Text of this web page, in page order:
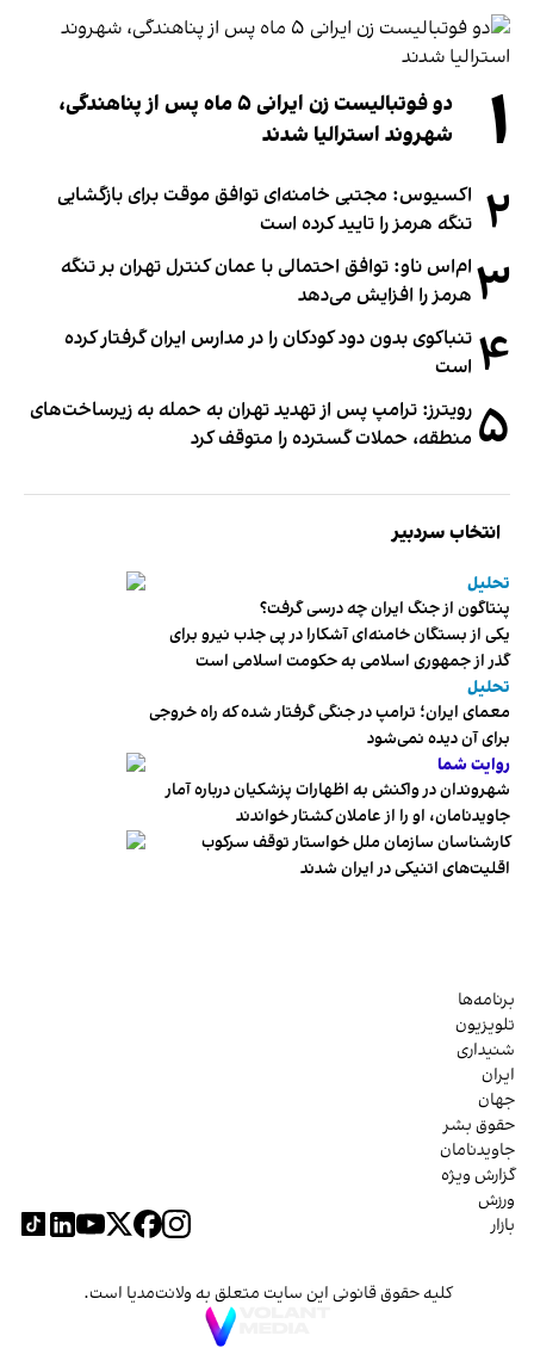
۱
دو فوتبالیست زن ایرانی ۵ ماه پس از پناهندگی،
شهروند استرالیا شدند
۲ اکسیوس: مجتبی خامنه‌ای توافق موقت برای بازگشایی
تنگه هرمز را تایید کرده است
۳ ام‌اس ناو: توافق احتمالی با عمان کنترل تهران بر تنگه
هرمز را افزایش می‌دهد
۴ تنباکوی بدون دود کودکان را در مدارس ایران گرفتار کرده
است
۵ رویترز: ترامپ پس از تهدید تهران به حمله به زیرساخت‌های
منطقه، حملات گسترده را متوقف کرد
انتخاب سردبیر
تحلیل
پنتاگون از جنگ ایران چه درسی گرفت؟
یکی از بستگان خامنه‌ای آشکارا در پی جذب نیرو برای
گذر از جمهوری اسلامی به حکومت اسلامی است
تحلیل
معمای ایران؛ ترامپ در جنگی گرفتار شده که راه خروجی
برای آن دیده نمی‌شود
روایت شما
شهروندان در واکنش به اظهارات پزشکیان درباره آمار
جاویدنامان، او را از عاملان کشتار خواندند
کارشناسان سازمان ملل خواستار توقف سرکوب
اقلیت‌های اتنیکی در ایران شدند
برنامه‌ها
تلویزیون
شنیداری
ایران
جهان
حقوق بشر
جاویدنامان
گزارش ویژه
ورزش
بازار
کلیه حقوق قانونی این سایت متعلق به ولانت‌مدیا است.